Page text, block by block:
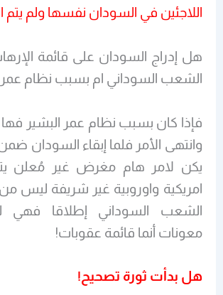
اللاجئين في السودان نفسها ولم
هل إدراج السودان على قائمة
الشعب السوداني ام بسبب نظام عمر
فإذا كان بسبب نظام عمر البشير
وانتهى الأمر فلما إبقاء السودان
يكن لامر هام مغرض غير مُعلن
امريكية واوروبية غير شريفة ليس
الشعب السوداني إطلاقا فهي
معونات أنما قائمة عقوبات!
هل بدأت ثورة تصحيح!